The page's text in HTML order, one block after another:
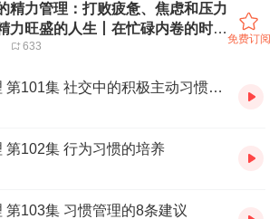
精力管理：打败疲惫、焦虑和压力
力旺盛的人生丨在忙碌内卷的时
刃有余的人生
633
免费订阅
了不起的精力管理 第101集 社交中的积极主动习惯的培养
第102集 行为习惯的培养
第103集 习惯管理的8条建议